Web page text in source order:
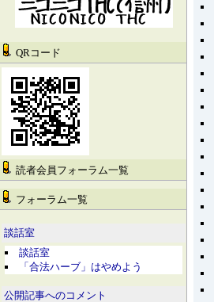
QRコード
読者会員フォーラム一覧
フォーラム一覧
談話室
談話室
「合法ハーブ」はやめよう
公開記事へのコメント